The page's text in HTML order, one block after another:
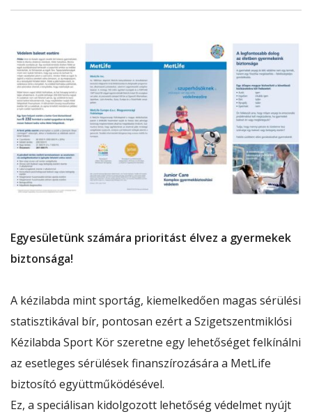
Egyesületünk számára prioritást élvez a gyermekek
biztonsága!
A kézilabda mint sportág, kiemelkedően magas sérülési
statisztikával bír, pontosan ezért a Szigetszentmiklósi
Kézilabda Sport Kör szeretne egy lehetőséget felkínálni
az esetleges sérülések finanszírozására a MetLife
biztosító együttműködésével.
Ez, a speciálisan kidolgozott lehetőség védelmet nyújt